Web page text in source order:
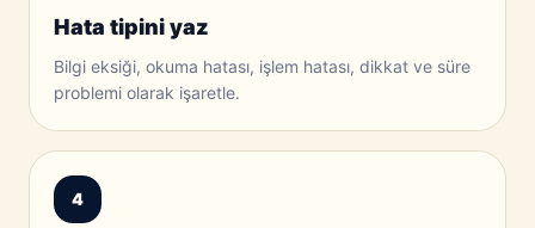
Hata tipini yaz
Bilgi eksiği, okuma hatası, işlem hatası, dikkat ve süre
problemi olarak işaretle.
4